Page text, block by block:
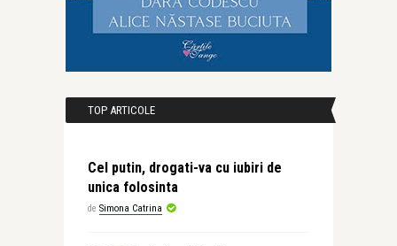
TOP ARTICOLE
Cel putin, drogati-va cu iubiri de
unica folosinta
de Simona Catrina